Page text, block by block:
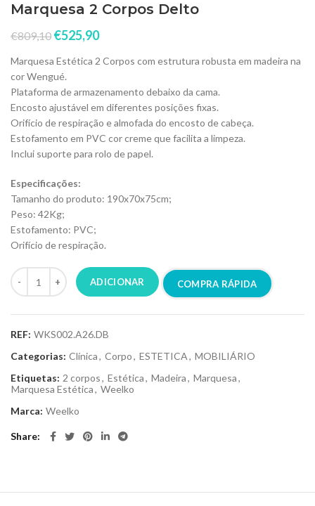
Marquesa 2 Corpos Delto
€809,10 €525,90
Marquesa Estética 2 Corpos com estrutura robusta em madeira na
cor Wengué.
Plataforma de armazenamento debaixo da cama.
Encosto ajustável em diferentes posições fixas.
Orifício de respiração e almofada do encosto de cabeça.
Estofamento em PVC cor creme que facilita a limpeza.
Inclui suporte para rolo de papel.
Especificações:
Tamanho do produto: 190x70x75cm;
Peso: 42Kg;
Estofamento: PVC;
Orifício de respiração.
ADICIONAR COMPRA RÁPIDA
REF: WKS002.A26.DB
Categorias: Clínica, Corpo, ESTETICA, MOBILIÁRIO
Etiquetas: 2 corpos, Estética, Madeira, Marquesa,
Marquesa Estética, Weelko
Marca: Weelko
Share